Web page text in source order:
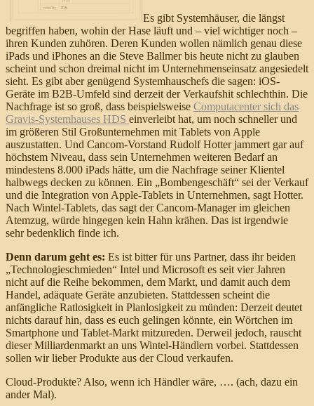
Es gibt Systemhäuser, die längst
begriffen haben, wohin der Hase läuft und – viel wichtiger noch –
ihren Kunden zuhören. Deren Kunden wollen nämlich genau diese
iPads und iPhones an die Steve Ballmer bis heute nicht zu glauben
scheint und schon dreimal nicht im Unternehmenseinsatz angesiedelt
sieht. Es gibt aber genügend Systemhauschefs die sagen: iOS-
Geräte im B2B-Umfeld sind derzeit der Verkaufshit schlechthin. Die
Nachfrage ist so groß, dass beispielsweise Computacenter sich das
Gravis-Systemhauses HDS einverleibt hat, um noch schneller und
im größeren Stil Großunternehmen mit Tablets von Apple
auszustatten. Und Cancom-Vorstand Rudolf Hotter jammert gar auf
höchstem Niveau, dass sein Unternehmen weiteren Bedarf an
mindestens 8.000 iPads hätte, um die Nachfrage seiner Klientel
halbwegs decken zu können. Ein „Bombengeschäft“ sei der Verkauf
und die Integration von Apple-Tablets in Unternehmen, sagt Hotter.
Nach Wintel-Tablets, das sagt der Cancom-Manager im gleichen
Atemzug, würde hingegen kein Hahn krähen. Das ist irgendwie
sehr bedenklich finde ich.
Denn darum geht es: Es ist bitter für uns Partner, dass ihr beiden
„Technologieschmieden“ Intel und Microsoft es seit vier Jahren
nicht auf die Reihe bekommen, dem Markt, und damit auch dem
Handel, adäquate Geräte anzubieten. Stattdessen scheint die
anfängliche Ratlosigkeit in Planlosigkeit zu münden: Derzeit deutet
nichts darauf hin, dass es euch gelingen könnte, ein Wörtchen im
Smartphone und Tablet-Markt mitzureden. Derweil jedoch, rauscht
dieser Milliardenmarkt an uns Wintel-Händlern vorbei. Stattdessen
sollen wir lieber Produkte aus der Cloud verkaufen.
Cloud-Produkte? Also, wenn ich Händler wäre, …. (ach, dazu ein
ander Mal).